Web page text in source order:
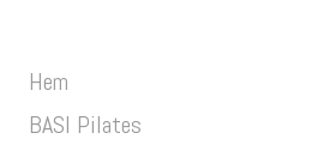
Hem
BASI Pilates